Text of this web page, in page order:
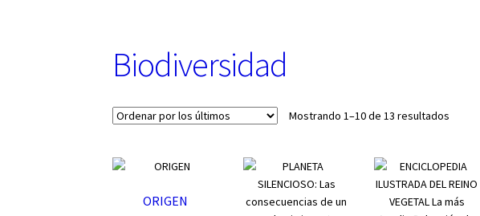
c
a
e
r
Biodiversidad
Mostrando 1–10 de 13 resultados
últimos
ORIGEN